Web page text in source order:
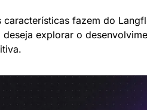
características fazem do
deseja explorar o